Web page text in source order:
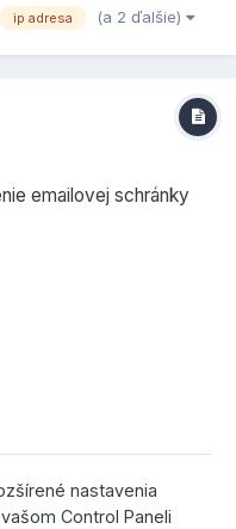
Outlook 365,
na serveroch
ip adresa (a 2 ďalšie)
emailovej schránky
nastavenia
Control Paneli